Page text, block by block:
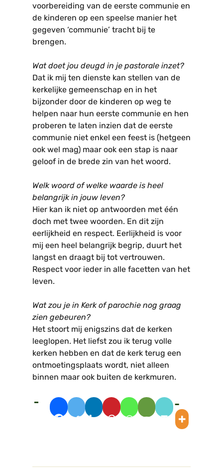
voorbereiding van de eerste communie en
de kinderen op een speelse manier het
gegeven ‘communie’ tracht bij te
brengen.
Wat doet jou deugd in je pastorale inzet?
Dat ik mij ten dienste kan stellen van de
kerkelijke gemeenschap en in het
bijzonder door de kinderen op weg te
helpen naar hun eerste communie en hen
proberen te laten inzien dat de eerste
communie niet enkel een feest is (hetgeen
ook wel mag) maar ook een stap is naar
geloof in de brede zin van het woord.
Welk woord of welke waarde is heel
belangrijk in jouw leven?
Hier kan ik niet op antwoorden met één
doch met twee woorden. En dit zijn
eerlijkheid en respect. Eerlijkheid is voor
mij een heel belangrijk begrip, duurt het
langst en draagt bij tot vertrouwen.
Respect voor ieder in alle facetten van het
leven.
Wat zou je in Kerk of parochie nog graag
zien gebeuren?
Het stoort mij enigszins dat de kerken
leeglopen. Het liefst zou ik terug volle
kerken hebben en dat de kerk terug een
ontmoetingsplaats wordt, niet alleen
binnen maar ook buiten de kerkmuren.